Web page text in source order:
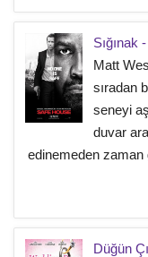
Sığınak
Matt
sıradan
seneyi
duvar
edinemeden zaman
Düğün